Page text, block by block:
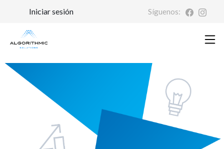
Iniciar sesión Síguenos: